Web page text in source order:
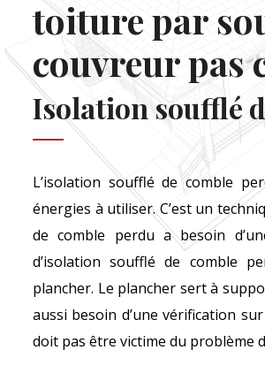
toiture par
couvreur pas
Isolation soufflé
L’isolation soufflé de comble
énergies à utiliser. C’est un
de comble perdu a besoin
d’isolation soufflé de comble
plancher. Le plancher sert à
aussi besoin d’une vérification
doit pas être victime du problème